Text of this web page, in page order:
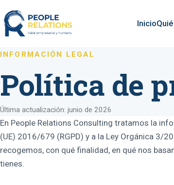
Inicio
INFORMACIÓN LEGAL
Política de
Última actualización: junio de 2026
En People Relations Consulting tratamos la
(UE) 2016/679 (RGPD) y a la Ley Orgánica 3/
recogemos, con qué finalidad, en qué nos
tienes.